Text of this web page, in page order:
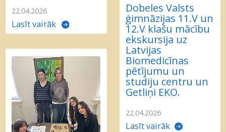
Dobeles Valsts
ģimnāzijas 11.V un
12.V klašu mācību
ekskursija uz
Latvijas
Biomedicīnas
pētījumu un
studiju centru un
Getliņi EKO.
22.04.2026
Lasīt vairāk
22.04.2026
Lasīt vairāk